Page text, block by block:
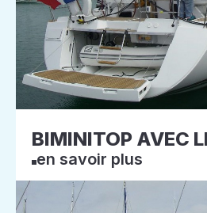
BIMINITOP AVEC
en savoir plus